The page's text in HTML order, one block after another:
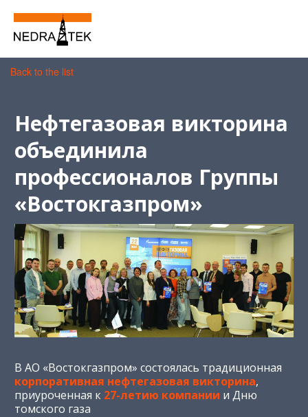
Back to the list
Нефтегазовая викторина
объединила
профессионалов Группы
«Востокгазпром»
В АО «Востокгазпром» состоялась традиционная
корпоративная нефтегазовая викторина,
приуроченная к 27-летию компании и Дню
томского газа